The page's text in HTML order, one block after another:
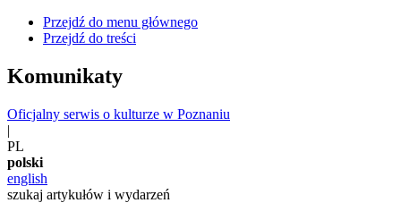
Przejdź do menu głównego
Przejdź do treści
Komunikaty
Oficjalny serwis o kulturze w Poznaniu
|
PL
polski
english
szukaj artykułów i wydarzeń